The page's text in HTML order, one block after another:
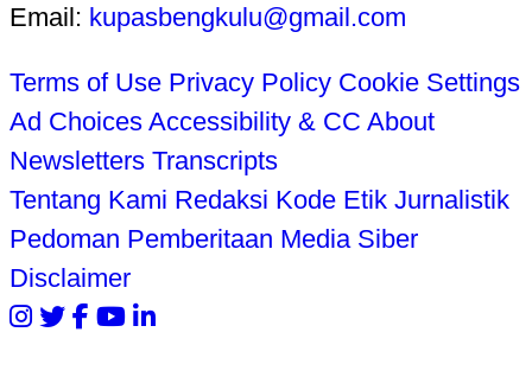
Email: kupasbengkulu@gmail.com
Terms of Use Privacy Policy Cookie Settings
Ad Choices Accessibility & CC About
Newsletters Transcripts
Tentang Kami Redaksi Kode Etik Jurnalistik
Pedoman Pemberitaan Media Siber
Disclaimer